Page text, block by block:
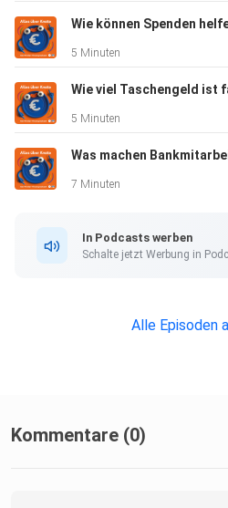
Wie können Spenden
5 Minuten
Wie viel Taschengeld ist
5 Minuten
Was machen
7 Minuten
In Podcasts werben
Schalte jetzt Werbung in
Alle Episoden
Kommentare (0)